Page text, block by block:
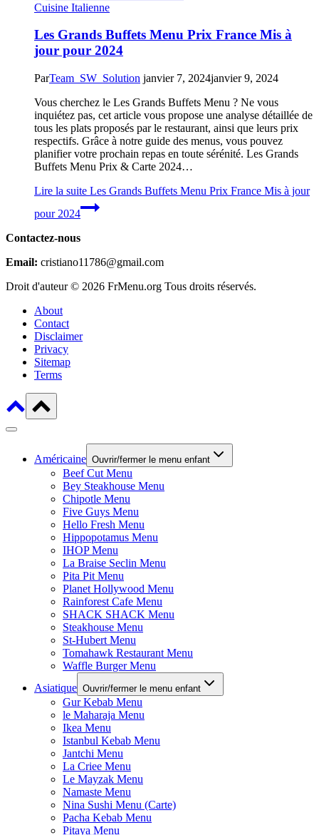
Cuisine Italienne
Les Grands Buffets Menu Prix France Mis à
jour pour 2024
ParTeam_SW_Solution janvier 7, 2024janvier 9, 2024
Vous cherchez le Les Grands Buffets Menu ? Ne vous
inquiétez pas, cet article vous propose une analyse détaillée de
tous les plats proposés par le restaurant, ainsi que leurs prix
respectifs. Grâce à notre guide des menus, vous pouvez
planifier votre prochain repas en toute sérénité. Les Grands
Buffets Menu Prix & Carte 2024…
Lire la suite Les Grands Buffets Menu Prix France Mis à jour
pour 2024
Contactez-nous
Email: cristiano11786@gmail.com
Droit d'auteur © 2026 FrMenu.org Tous droits réservés.
About
Contact
Disclaimer
Privacy
Sitemap
Terms
Américaine Ouvrir/fermer le menu enfant
Beef Cut Menu
Bey Steakhouse Menu
Chipotle Menu
Five Guys Menu
Hello Fresh Menu
Hippopotamus Menu
IHOP Menu
La Braise Seclin Menu
Pita Pit Menu
Planet Hollywood Menu
Rainforest Cafe Menu
SHACK SHACK Menu
Steakhouse Menu
St-Hubert Menu
Tomahawk Restaurant Menu
Waffle Burger Menu
Asiatique Ouvrir/fermer le menu enfant
Gur Kebab Menu
le Maharaja Menu
Ikea Menu
Istanbul Kebab Menu
Jantchi Menu
La Criee Menu
Le Mayzak Menu
Namaste Menu
Nina Sushi Menu (Carte)
Pacha Kebab Menu
Pitaya Menu